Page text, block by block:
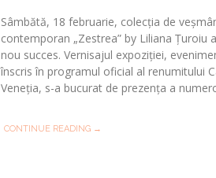
Sâmbătă, 18 februarie, colecția de
contemporan „Zestrea” by Liliana Țuroiu
nou succes. Vernisajul expoziției,
înscris în programul oficial al renumitului
Veneția, s-a bucurat de prezența a
CONTINUE READING →